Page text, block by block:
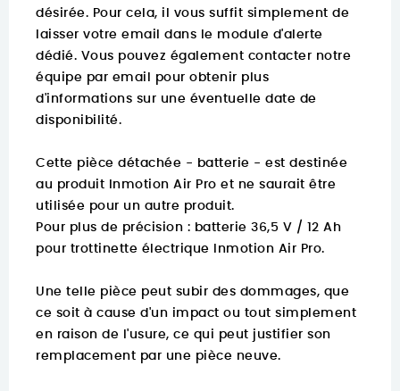
désirée. Pour cela, il vous suffit simplement de
laisser votre email dans le module d'alerte
dédié. Vous pouvez également contacter notre
équipe par email pour obtenir plus
d'informations sur une éventuelle date de
disponibilité.
Cette pièce détachée - batterie - est destinée
au produit Inmotion Air Pro et ne saurait être
utilisée pour un autre produit.
Pour plus de précision : batterie 36,5 V / 12 Ah
pour trottinette électrique Inmotion Air Pro.
Une telle pièce peut subir des dommages, que
ce soit à cause d'un impact ou tout simplement
en raison de l'usure, ce qui peut justifier son
remplacement par une pièce neuve.